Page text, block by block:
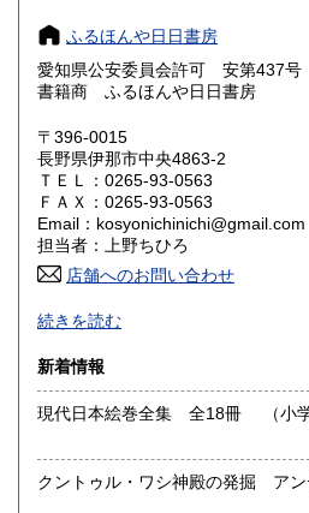
奈良県 600円
鳥取県 600円
岡山県
山口県 600円
香川県 600円
高知県 600円
佐賀県
熊本県 600円
沖縄県 600円
ふるほんや日日書房
愛知県公安委員会許可 安第437号
書籍商 ふるほんや日日書房
〒396-0015
長野県伊那市中央4863-2
ＴＥＬ：0265-93-0563
ＦＡＸ：0265-93-0563
Email：kosyonichinichi@gmail.com
担当者：上野ちひろ
店舗へのお問い合わせ
続きを読む
新着情報
現代日本絵巻全集
クントゥル・ワシ神殿の発掘 ア